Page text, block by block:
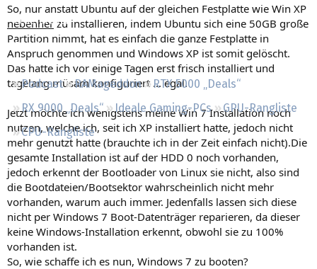
Leserartikel
Regeln
Podcast RAMageddon
RTX 5000 „Deals“
RX 9000 „Deals“
Ideale Gaming-PCs
GPU-Rangliste
CPU-Rangliste
So, nur anstatt Ubuntu auf der gleichen Festplatte wie Win XP
nebenher zu installieren, indem Ubuntu sich eine 50GB große
Partition nimmt, hat es einfach die ganze Festplatte in
Anspruch genommen und Windows XP ist somit gelöscht.
Das hatte ich vor einige Tagen erst frisch installiert und
tagelang müsam konfiguriert ... egal.
Jetzt möchte ich wenigstens meine Win 7 Installation noch
nutzen, welche ich, seit ich XP installiert hatte, jedoch nicht
mehr genutzt hatte (brauchte ich in der Zeit einfach nicht).Die
gesamte Installation ist auf der HDD 0 noch vorhanden,
jedoch erkennt der Bootloader von Linux sie nicht, also sind
die Bootdateien/Bootsektor wahrscheinlich nicht mehr
vorhanden, warum auch immer. Jedenfalls lassen sich diese
nicht per Windows 7 Boot-Datenträger reparieren, da dieser
keine Windows-Installation erkennt, obwohl sie zu 100%
vorhanden ist.
So, wie schaffe ich es nun, Windows 7 zu booten?